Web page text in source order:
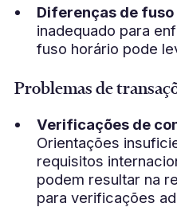
Diferenças de
inadequado para
fuso horário pode
Problemas de
Verificações de
Orientações
requisitos
podem resultar na
para verificações